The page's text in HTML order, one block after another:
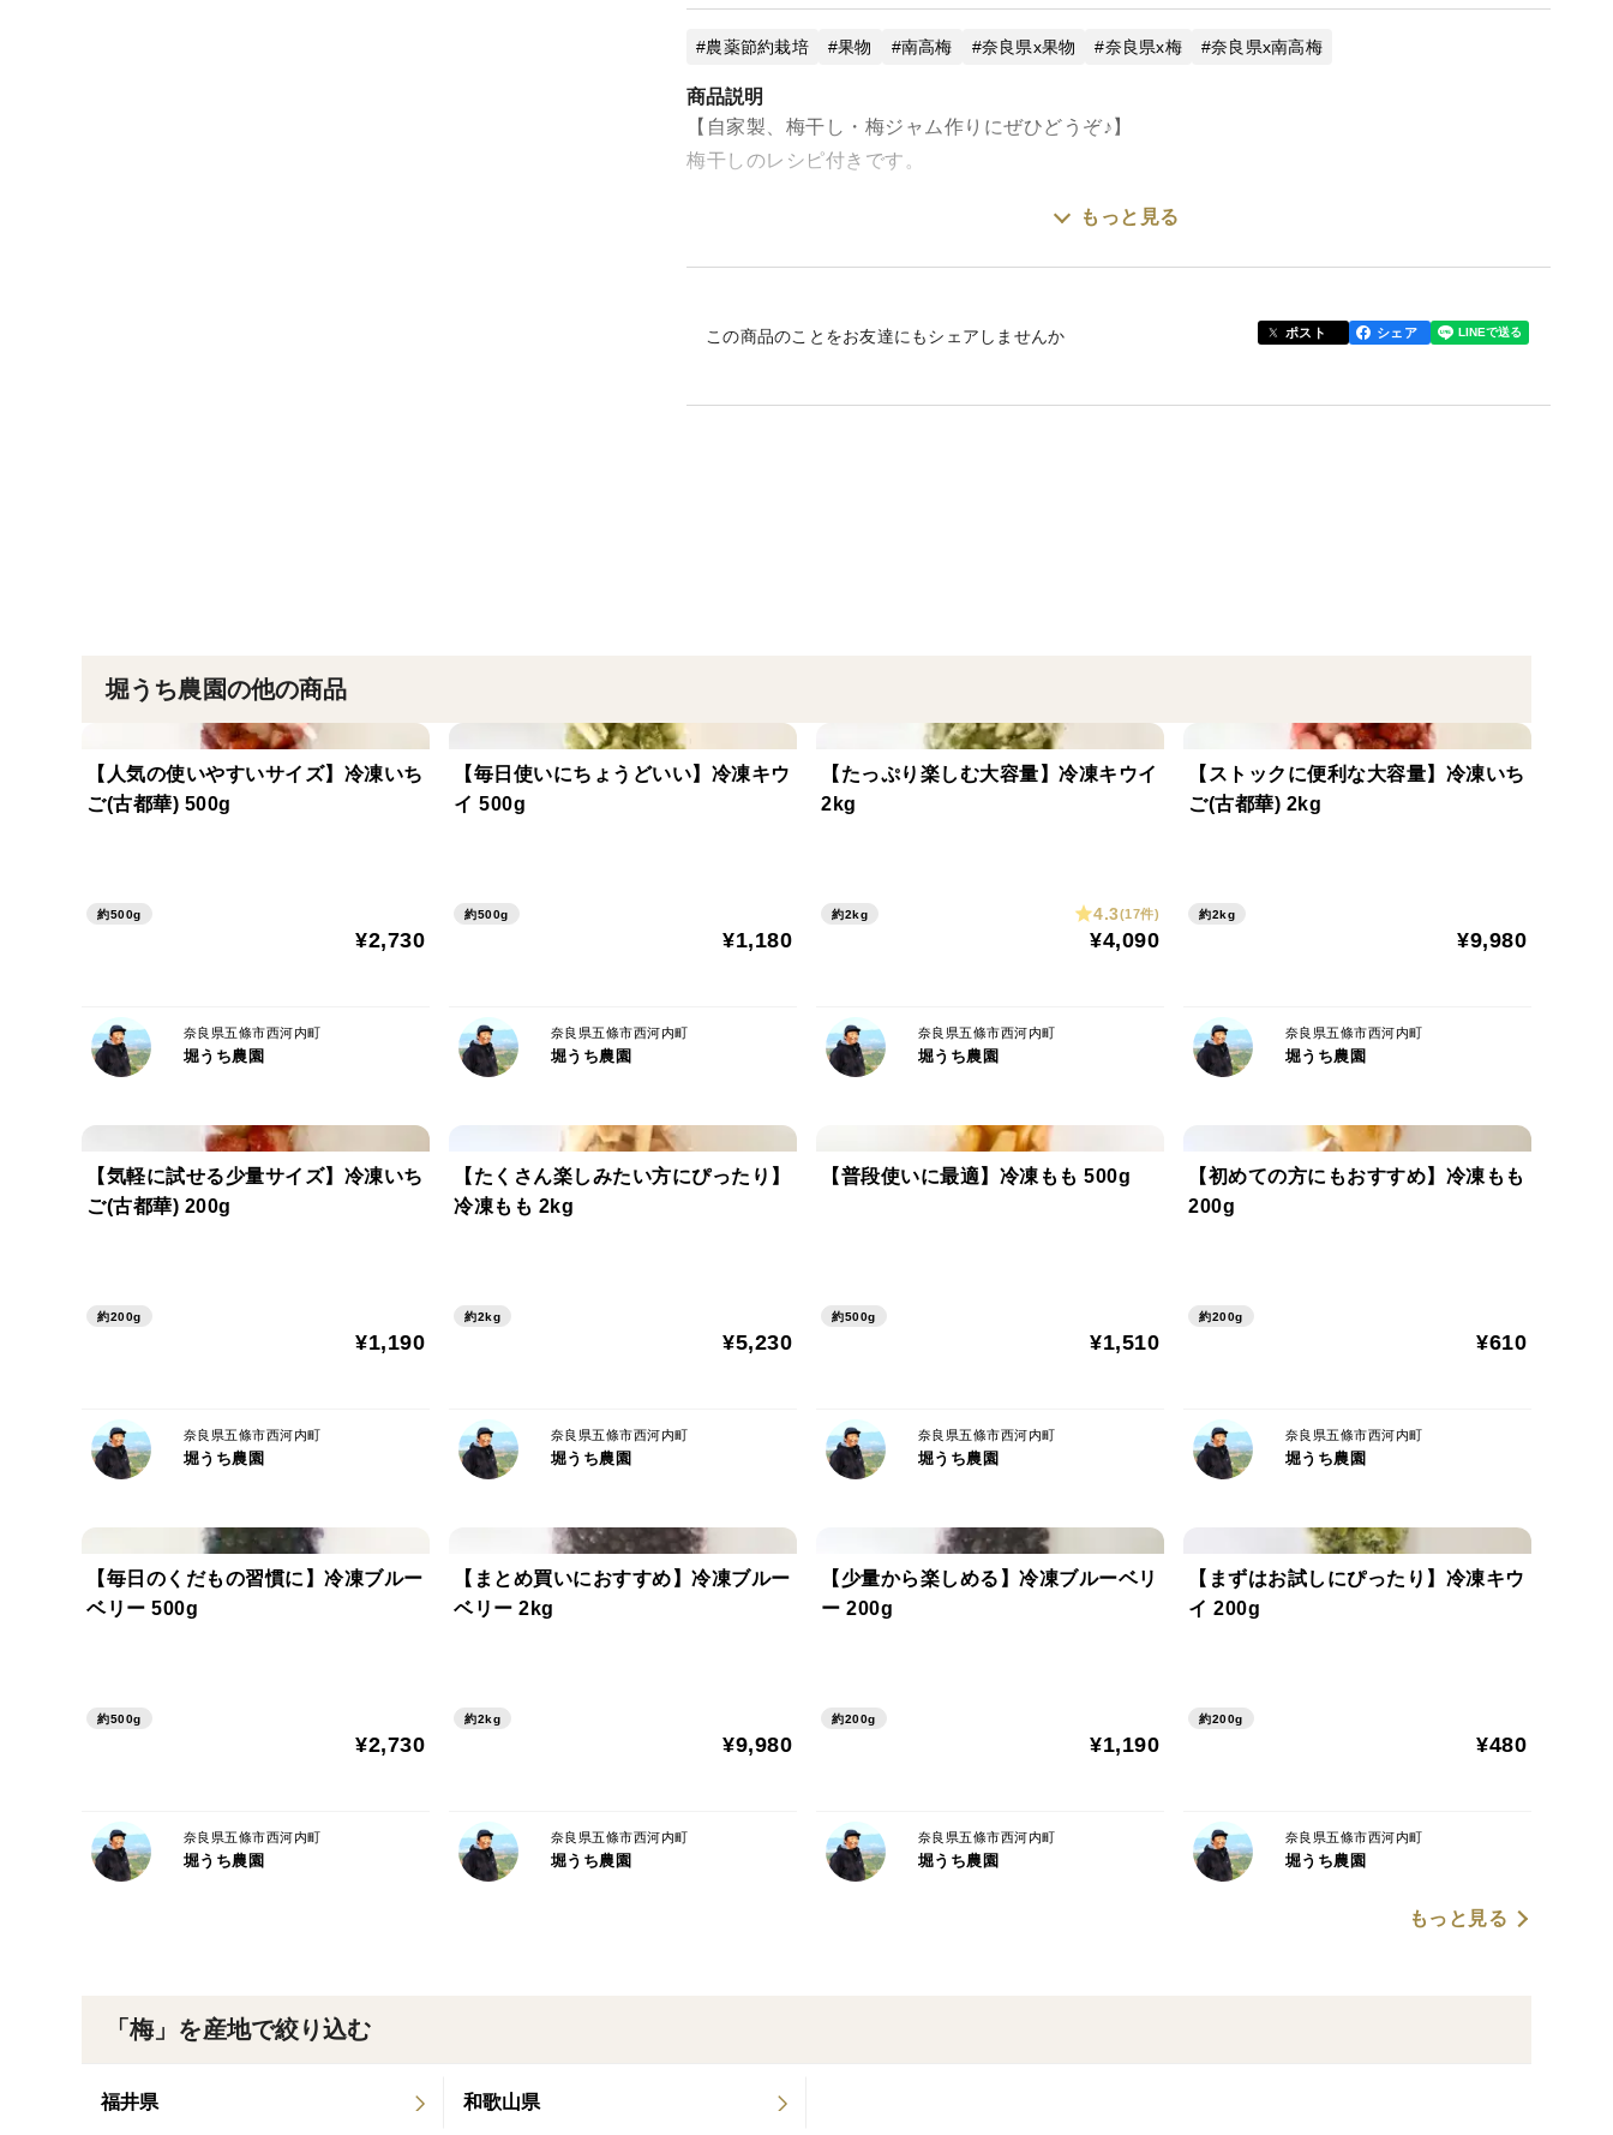
農薬節約栽培 果物 南高梅 奈良県x果物 奈良県x梅 奈良県x南高梅
商品説明
【自家製、梅干し・梅ジャム作りにぜひどうぞ♪】
梅干しのレシピ付きです。
＜栽培のこだわり・産地について＞
特別栽培の南高梅（完熟）です。
梅の中でも最も有名な品種で、桃のような非常に良い香りを放ちます。
種が小さく皮がしっかりして、果肉がたっぷりでやわらかいのが特徴です。
〈発送について〉
※お届け予定：7月初めにかけて順次出荷致します。
※収穫出来次第のため、ご指定日は承れません。
〈ご留意点〉
※10kgのご注文は、直接箱に入れてのお届けとなります。
発送のご連絡後はなるべく早くのお受け取りのご協力をお願い致します。
様のもとへ到着時点で重量が目減りしている場合がございます。追熟時においても水分を放出致
します、予めご了承の程お願い申し上げます。
上がりいただいても全く問題ございません。
梅しごとをぜひお楽しみくださいませ！
もっと見る
この商品のことをお友達にもシェアしませんか ポスト シェア
「梅」を産地で絞り込む
福井県 和歌山県
堀うち農園の他の商品
【人気の使いやすいサイズ】冷凍いち
ご(古都華) 500g
約500g
¥2,730
奈良県五條市西河内町
堀うち農園
【毎日使いにちょうどいい】冷凍キウ
イ 500g
約500g
¥1,180
奈良県五條市西河内町
堀うち農園
【たっぷり楽しむ大容量】冷凍キウイ
2kg
約2kg 4.3(17件)
¥4,090
奈良県五條市西河内町
堀うち農園
【ストックに便利な大容量】冷凍いち
ご(古都華) 2kg
約2kg
¥9,980
奈良県五條市西河内町
堀うち農園
【気軽に試せる少量サイズ】冷凍いち
ご(古都華) 200g
約200g
¥1,190
奈良県五條市西河内町
堀うち農園
【たくさん楽しみたい方にぴったり】
冷凍もも 2kg
約2kg
¥5,230
奈良県五條市西河内町
堀うち農園
【普段使いに最適】冷凍もも 500g
約500g
¥1,510
奈良県五條市西河内町
堀うち農園
【初めての方にもおすすめ】冷凍もも
200g
約200g
¥610
奈良県五條市西河内町
堀うち農園
【毎日のくだもの習慣に】冷凍ブルー
ベリー 500g
約500g
¥2,730
奈良県五條市西河内町
堀うち農園
【まとめ買いにおすすめ】冷凍ブルー
ベリー 2kg
約2kg
¥9,980
奈良県五條市西河内町
堀うち農園
【少量から楽しめる】冷凍ブルーベリ
ー 200g
約200g
¥1,190
奈良県五條市西河内町
堀うち農園
【まずはお試しにぴったり】冷凍キウ
イ 200g
約200g
¥480
奈良県五條市西河内町
堀うち農園
もっと見る